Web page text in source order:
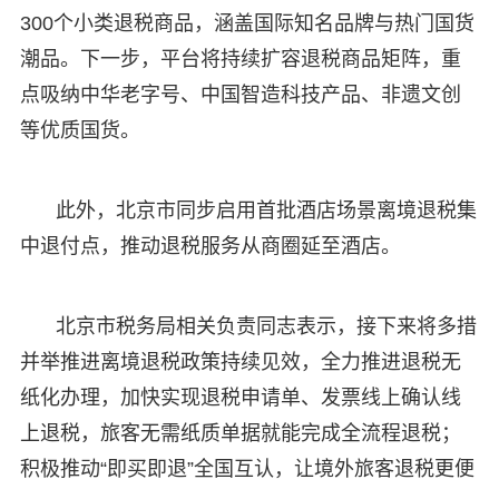
300个小类退税商品，涵盖国际知名品牌与热门国货
潮品。下一步，平台将持续扩容退税商品矩阵，重
点吸纳中华老字号、中国智造科技产品、非遗文创
等优质国货。
此外，北京市同步启用首批酒店场景离境退税集
中退付点，推动退税服务从商圈延至酒店。
北京市税务局相关负责同志表示，接下来将多措
并举推进离境退税政策持续见效，全力推进退税无
纸化办理，加快实现退税申请单、发票线上确认线
上退税，旅客无需纸质单据就能完成全流程退税；
积极推动“即买即退”全国互认，让境外旅客退税更便